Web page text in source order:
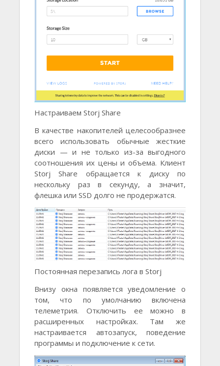
Настраиваем Storj Share
В качестве накопителей целесообразнее
всего использовать обычные жесткие
диски — и не только из-за выгодного
соотношения их цены и объема. Клиент
Storj Share обращается к диску по
нескольку раз в секунду, а значит,
флешка или SSD долго не продержатся.
Постоянная перезапись лога в Storj
Внизу окна появляется уведомление о
том, что по умолчанию включена
телеметрия. Отключить ее можно в
расширенных настройках. Там же
настраивается автозапуск, поведение
программы и подключение к сети.